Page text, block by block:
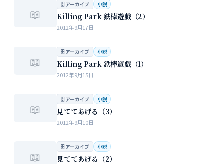
📖
🗄 アーカイブ 小説
Killing Park 鉄棒遊戯（2）
2012年9月17日
📖
🗄 アーカイブ 小説
Killing Park 鉄棒遊戯（1）
2012年9月15日
📖
🗄 アーカイブ 小説
見ててあげる（3）
2012年9月10日
📖
🗄 アーカイブ 小説
見ててあげる（2）